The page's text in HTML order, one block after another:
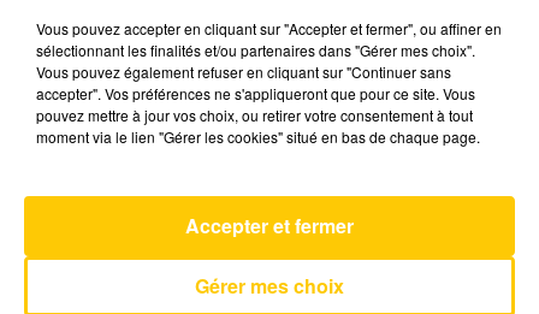
TEXAS
Vous pouvez accepter en cliquant sur "Accepter et fermer", ou affiner en
sélectionnant les finalités et/ou partenaires dans "Gérer mes choix".
Vous pouvez également refuser en cliquant sur "Continuer sans
accepter". Vos préférences ne s'appliqueront que pour ce site. Vous
pouvez mettre à jour vos choix, ou retirer votre consentement à tout
moment via le lien "Gérer les cookies" situé en bas de chaque page.
Gérer mes choix
Accepter et fermer